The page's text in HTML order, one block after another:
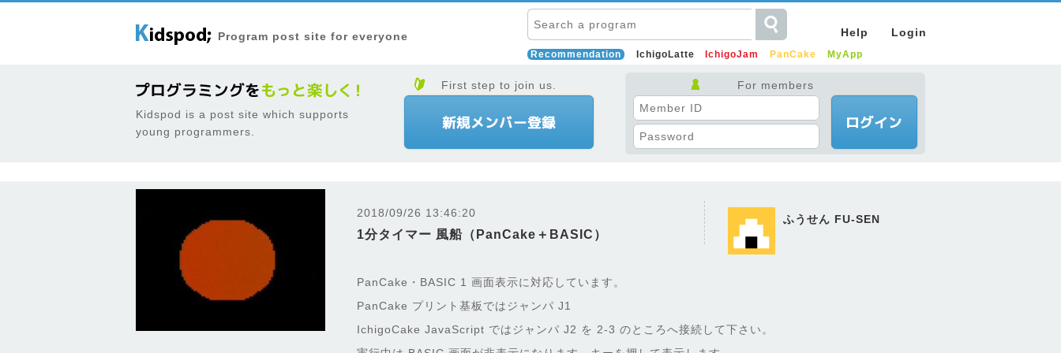
Program post site for everyone Help Login
Recommendation IchigoLatte IchigoJam PanCake MyApp
Kidspod is a post site which supports
young programmers.
First step to join us. For members
2018/09/26 13:46:20
1分タイマー 風船（PanCake＋BASIC）
ふうせん FU-SEN
PanCake・BASIC 1 画面表示に対応しています。
PanCake プリント基板ではジャンパ J1
IchigoCake JavaScript ではジャンパ J2 を 2-3 のところへ接続して下さい。